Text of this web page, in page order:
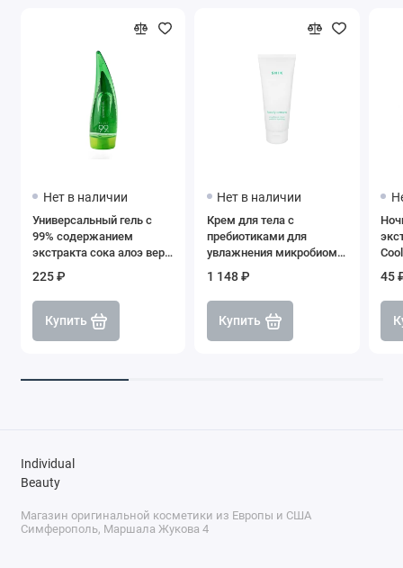
Нет в наличии
Универсальный гель с
99% содержанием
экстракта сока алоэ вера
Holika Holika Aloe 99%
Soothing Gel, 55 мл
225 ₽
Купить
Нет в наличии
Крем для тела с
пребиотиками для
увлажнения микробиом
кожи, SHIK
1 148 ₽
Купить
мл
45
Individual
Beauty
Магазин оригинальной косметики из Европы и США
Симферополь, Маршала Жукова 4